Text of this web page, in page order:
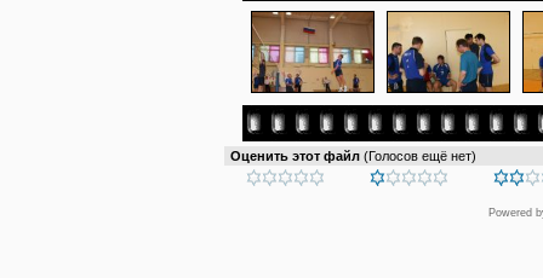
Оценить этот файл (Голосов ещё нет)
Powered